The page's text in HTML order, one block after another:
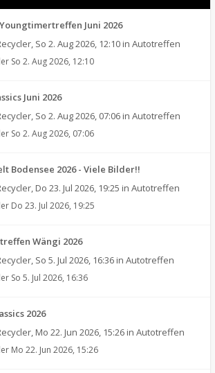
Juni 2026
, So 2. Aug 2026, 12:10 in Autotreffen
So 2. Aug 2026, 12:10
Juni 2026
, So 2. Aug 2026, 07:06 in Autotreffen
So 2. Aug 2026, 07:06
Bodensee 2026 - Viele Bilder!!
, Do 23. Jul 2026, 19:25 in Autotreffen
Do 23. Jul 2026, 19:25
Wängi 2026
, So 5. Jul 2026, 16:36 in Autotreffen
So 5. Jul 2026, 16:36
2026
, Mo 22. Jun 2026, 15:26 in Autotreffen
Mo 22. Jun 2026, 15:26